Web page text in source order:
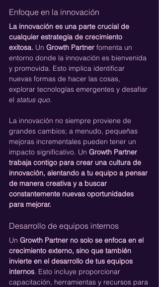
Enfoque en la innovación
La innovación es una parte crucial de
cualquier estrategia de crecimiento
exitosa. Un Growth Partner fomenta un
entorno donde la innovación es bienvenida
y promovida. Esto implica identificar
nuevas formas de hacer las cosas,
explorar tecnologías emergentes y desafiar
el status quo.
La innovación no siempre proviene de
grandes cambios; a menudo, pequeñas
mejoras incrementales pueden tener un
impacto significativo. Un Growth Partner
trabaja contigo para crear una cultura de
innovación, alentando a tu equipo a pensar
de manera creativa y a buscar
constantemente nuevas oportunidades
para mejorar.
Desarrollo de equipos internos
Un Growth Partner no solo se enfoca en el
crecimiento externo, sino que también
invierte en el desarrollo de tus equipos
internos. Esto incluye proporcionar
capacitación, herramientas y recursos para